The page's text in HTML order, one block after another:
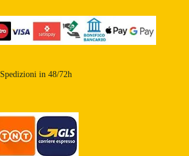
Spedizioni in 48/72h